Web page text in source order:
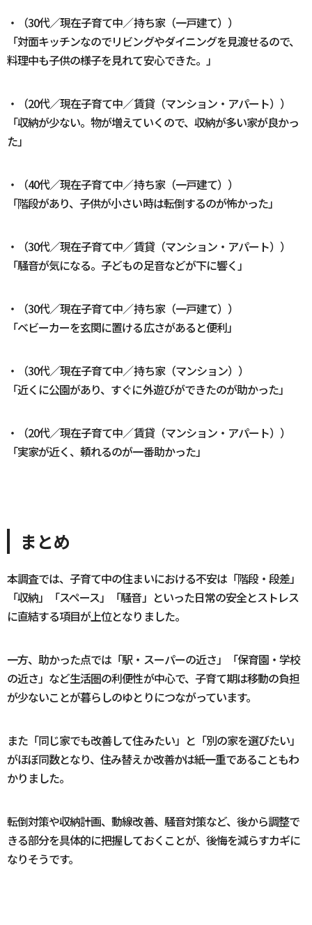
・（30代／現在子育て中／持ち家（一戸建て））
「対面キッチンなのでリビングやダイニングを見渡せるので、
料理中も子供の様子を見れて安心できた。」
・（20代／現在子育て中／賃貸（マンション・アパート））
「収納が少ない。物が増えていくので、収納が多い家が良かっ
た」
・（40代／現在子育て中／持ち家（一戸建て））
「階段があり、子供が小さい時は転倒するのが怖かった」
・（30代／現在子育て中／賃貸（マンション・アパート））
「騒音が気になる。子どもの足音などが下に響く」
・（30代／現在子育て中／持ち家（一戸建て））
「ベビーカーを玄関に置ける広さがあると便利」
・（30代／現在子育て中／持ち家（マンション））
「近くに公園があり、すぐに外遊びができたのが助かった」
・（20代／現在子育て中／賃貸（マンション・アパート））
「実家が近く、頼れるのが一番助かった」
まとめ
本調査では、子育て中の住まいにおける不安は「階段・段差」
「収納」「スペース」「騒音」といった日常の安全とストレス
に直結する項目が上位となりました。
一方、助かった点では「駅・スーパーの近さ」「保育園・学校
の近さ」など生活圏の利便性が中心で、子育て期は移動の負担
が少ないことが暮らしのゆとりにつながっています。
また「同じ家でも改善して住みたい」と「別の家を選びたい」
がほぼ同数となり、住み替えか改善かは紙一重であることもわ
かりました。
転倒対策や収納計画、動線改善、騒音対策など、後から調整で
きる部分を具体的に把握しておくことが、後悔を減らすカギに
なりそうです。